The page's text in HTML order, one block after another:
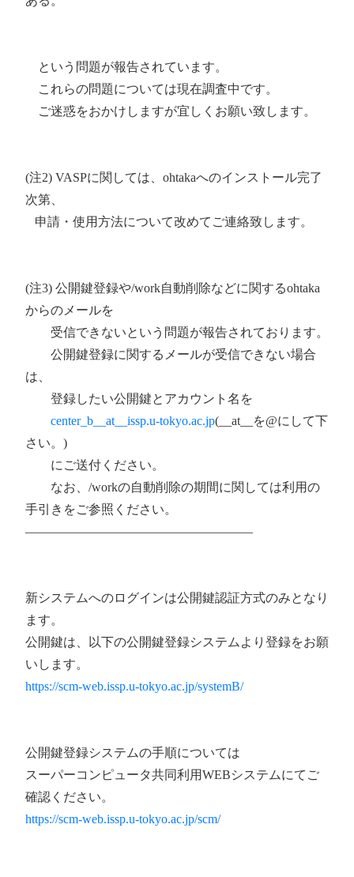
という問題が報告されています。
これらの問題については現在調査中です。
ご迷惑をおかけしますが宜しくお願い致します。
(注2) VASPに関しては、ohtakaへのインストール完了
次第、
申請・使用方法について改めてご連絡致します。
(注3) 公開鍵登録や/work自動削除などに関するohtaka
からのメールを
受信できないという問題が報告されております。
公開鍵登録に関するメールが受信できない場合
は、
登録したい公開鍵とアカウント名を
center_b__at__issp.u-tokyo.ac.jp(__at__を@にして下
さい。)
にご送付ください。
なお、/workの自動削除の期間に関しては利用の
手引きをご参照ください。
——————————————————
新システムへのログインは公開鍵認証方式のみとなり
ます。
公開鍵は、以下の公開鍵登録システムより登録をお願
いします。
https://scm-web.issp.u-tokyo.ac.jp/systemB/
公開鍵登録システムの手順については
スーパーコンピュータ共同利用WEBシステムにてご
確認ください。
https://scm-web.issp.u-tokyo.ac.jp/scm/